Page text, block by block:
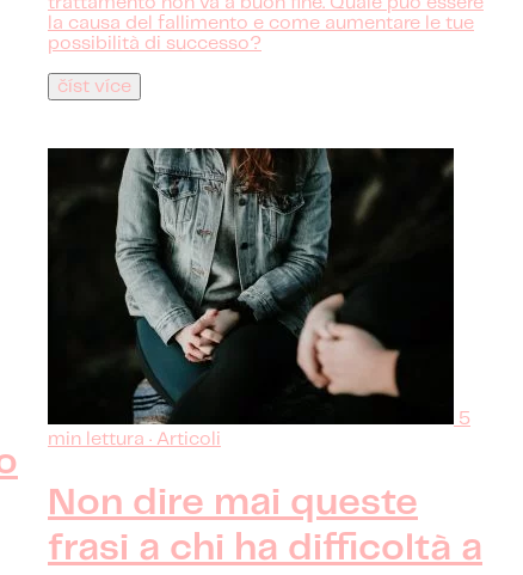
la causa del fallimento e come aumentare le tue
possibilità di successo?
číst více
5
min lettura · Articoli
Non dire mai queste
frasi a chi ha difficoltà a